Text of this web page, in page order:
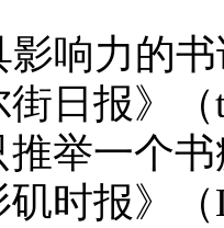
影响力的
日报》（
举一个
时报》（